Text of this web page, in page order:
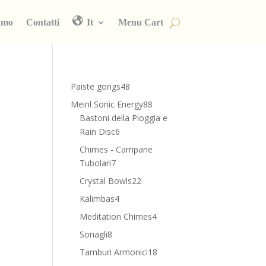
Contatti It Menu Cart
Paiste gongs48
prodotti
Meinl Sonic Energy88
prodotti
Bastoni della Pioggia e
Rain Disc6
prodotti
Chimes - Campane
Tubolari77
prodotti
Crystal Bowls22
Kalimbas44
prodotti
Meditation Chimes44
Sonagli8
prodotti
Tamburi Armonici18